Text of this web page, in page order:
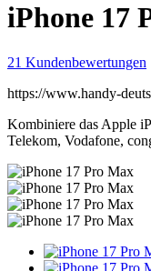
iPhone 17
21 Kundenbewertungen
https://www.handy-
Kombiniere das Apple
Telekom, Vodafone,